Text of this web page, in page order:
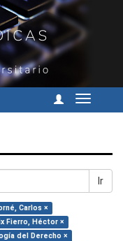
Cambiar
Ir
Carlos ×
Fierro, Héctor ×
del Derecho ×